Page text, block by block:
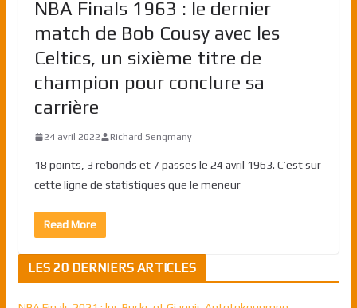
NBA Finals 1963 : le dernier
match de Bob Cousy avec les
Celtics, un sixième titre de
champion pour conclure sa
carrière
24 avril 2022 Richard Sengmany
18 points, 3 rebonds et 7 passes le 24 avril 1963. C’est sur
cette ligne de statistiques que le meneur
Read More
LES 20 DERNIERS ARTICLES